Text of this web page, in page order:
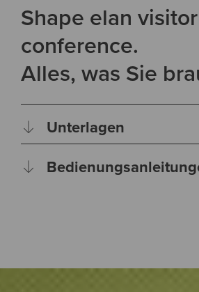
Shape elan
conference.
Alles, was Sie
Unterlagen